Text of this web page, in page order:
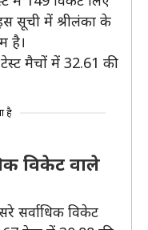
सूची में श्रीलंका के
है।
मैचों में 32.61 की
है
विकेट वाले
सर्वाधिक विकेट